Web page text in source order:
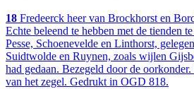
18 Fredeerck heer van Brockhorst en
Echte beleend te hebben met de tienden
Pesse, Schoenevelde en Linthorst,
Suidtwolde en Ruynen, zoals wijlen
had gedaan. Bezegeld door de
van het zegel. Gedrukt in OGD 818.